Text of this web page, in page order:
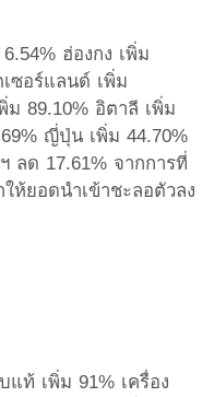
ฮ่องกง เพิ่ม
ซอร์แลนด์ เพิ่ม
ม 89.10% อิตาลี เพิ่ม
ญี่ปุ่น เพิ่ม 44.70%
ลด 17.61% จากการที่
ห้ยอดนำเข้าชะลอตัวลง
แท้ เพิ่ม 91% เครื่อง